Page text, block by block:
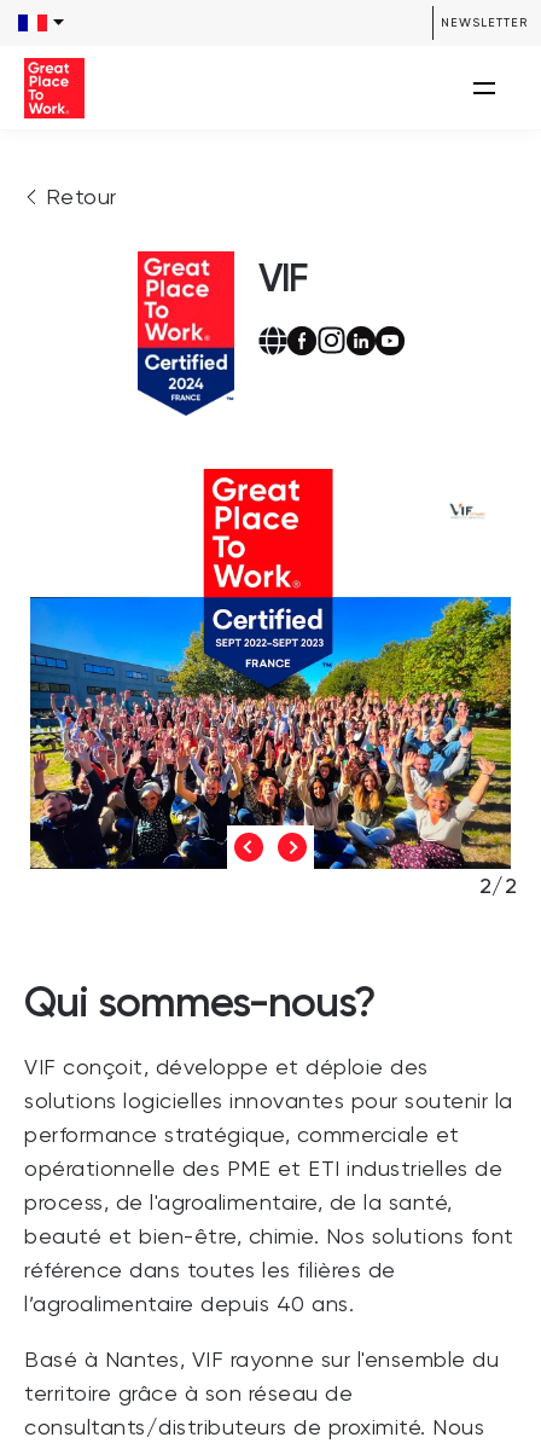
NEWSLETTER
Retour
VIF
2/2
Qui sommes-nous?
VIF conçoit, développe et déploie des
solutions logicielles innovantes pour soutenir la
performance stratégique, commerciale et
opérationnelle des PME et ETI industrielles de
process, de l'agroalimentaire, de la santé,
beauté et bien-être, chimie. Nos solutions font
référence dans toutes les filières de
l’agroalimentaire depuis 40 ans.
Basé à Nantes, VIF rayonne sur l'ensemble du
territoire grâce à son réseau de
consultants/distributeurs de proximité. Nous